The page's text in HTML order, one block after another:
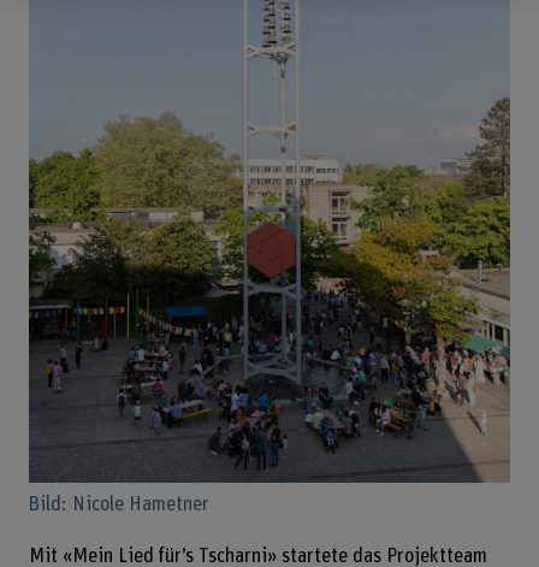
Mit «Mein Lied für’s Tscharni» startete das Projektteam
Bild: Nicole Hametner